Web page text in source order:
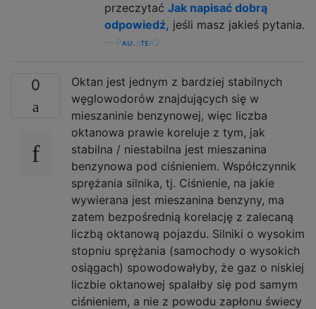
przeczytać Jak napisać dobrą
odpowiedź, jeśli masz jakieś pytania.
Pᴀᴜʟsᴛᴇʀ2
0
Oktan jest jednym z bardziej stabilnych
węglowodorów znajdujących się w
mieszaninie benzynowej, więc liczba
oktanowa prawie koreluje z tym, jak
stabilna / niestabilna jest mieszanina
benzynowa pod ciśnieniem. Współczynnik
sprężania silnika, tj. Ciśnienie, na jakie
wywierana jest mieszanina benzyny, ma
zatem bezpośrednią korelację z zalecaną
liczbą oktanową pojazdu. Silniki o wysokim
stopniu sprężania (samochody o wysokich
osiągach) spowodowałyby, że gaz o niskiej
liczbie oktanowej spalałby się pod samym
ciśnieniem, a nie z powodu zapłonu świecy